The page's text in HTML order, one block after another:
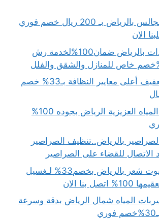
شركة تنظيف مجالس بالرياض بـ 200 ريال خصم فوري
الان
شركة رش مبيدات بالرياض ضمان100%لخدمة رش
شركة تنظيف بعفيف أعلى معايير النظافة بـ33% خصم
كشف تسربات المياه العزيزية الرياض بجوده 100%
بالرياض..تنظيف الصراصير
شركة تنظيف بيوت شعر بالرياض بخصم33% لـغسيل
بنا الان
المياه شمال الرياض بدقة وسرعة